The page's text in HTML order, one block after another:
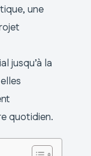
une
jusqu’à la
quotidien.